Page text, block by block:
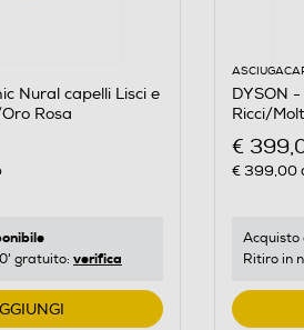
Nural capelli Lisci e
Rosa
gratuito: verifica
DYSON
Ricci/
€
€ 399,00
Acquisto
Ritiro in